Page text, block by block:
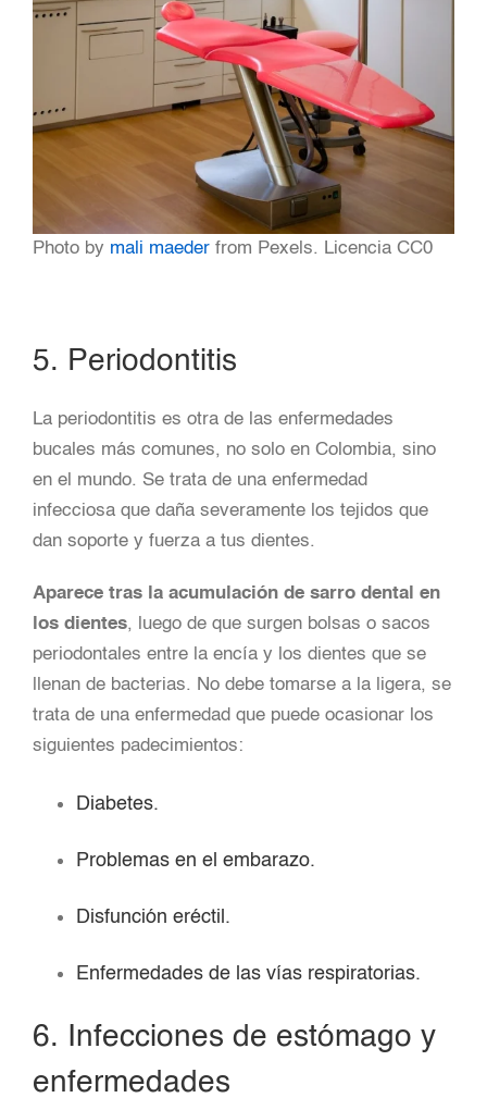
Photo by mali maeder from Pexels. Licencia CC0
5. Periodontitis
La periodontitis es otra de las enfermedades
bucales más comunes, no solo en Colombia, sino
en el mundo. Se trata de una enfermedad
infecciosa que daña severamente los tejidos que
dan soporte y fuerza a tus dientes.
Aparece tras la acumulación de sarro dental en
los dientes, luego de que surgen bolsas o sacos
periodontales entre la encía y los dientes que se
llenan de bacterias. No debe tomarse a la ligera, se
trata de una enfermedad que puede ocasionar los
siguientes padecimientos:
Diabetes.
Problemas en el embarazo.
Disfunción eréctil.
Enfermedades de las vías respiratorias.
6. Infecciones de estómago y
enfermedades